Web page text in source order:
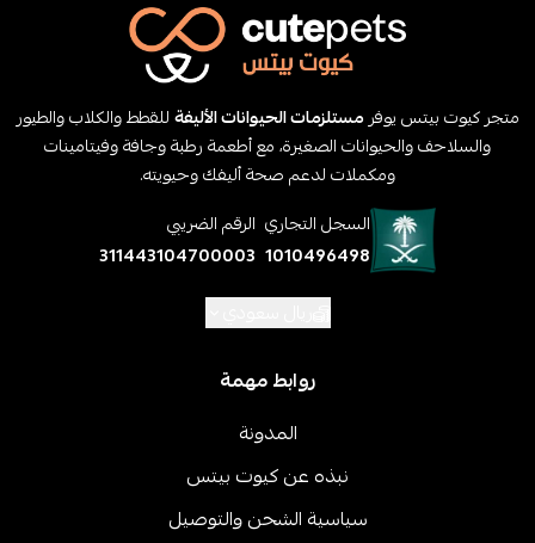
متجر كيوت بيتس يوفر مستلزمات الحيوانات الأليفةللقطط والكلاب والطيور
والسلاحف والحيوانات الصغيرة، مع أطعمة رطبة وجافة وفيتامينات
ومكملات لدعم صحة أليفك وحيويته.
السجل التجاري
1010496498
الرقم الضريبي
311443104700003
روابط مهمة
المدونة
نبذه عن كيوت بيتس
سياسية الشحن والتوصيل